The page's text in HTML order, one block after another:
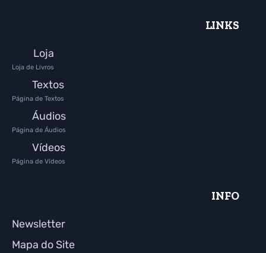
LINKS
Loja
Loja de Livros
Textos
Página de Textos
Áudios
Página de Áudios
Vídeos
Página de Vídeos
INFO
Newsletter
Mapa do Site